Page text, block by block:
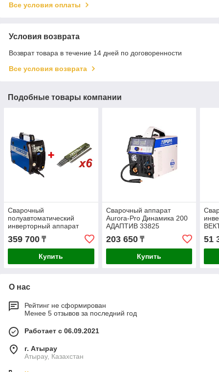
Все условия оплаты
Условия возврата
Возврат товара в течение 14 дней по договоренности
Все условия возврата
Подобные товары компании
Сварочный
полуавтоматический
инверторный аппарат
Aurora-Pro SPEEDWAY
175 10038 + Электроды
сварочные АРСЕНАЛ
359 700 ₸
Купить
Сварочный аппарат
Aurora-Pro Динамика 200
АДАПТИВ 33825
203 650₸
Купить
51
О нас
Рейтинг не сформирован
Менее 5 отзывов за последний год
Работает с 06.09.2021
г. Атырау
Атырау, Казахстан